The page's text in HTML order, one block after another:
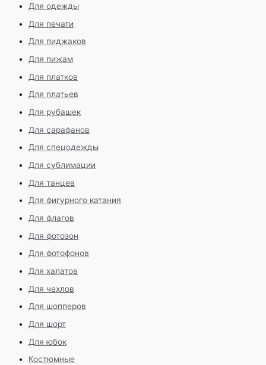
Для одежды
Для печати
Для пиджаков
Для пижам
Для платков
Для платьев
Для рубашек
Для сарафанов
Для спецодежды
Для сублимации
Для танцев
Для фигурного катания
Для флагов
Для фотозон
Для фотофонов
Для халатов
Для чехлов
Для шопперов
Для шорт
Для юбок
Костюмные